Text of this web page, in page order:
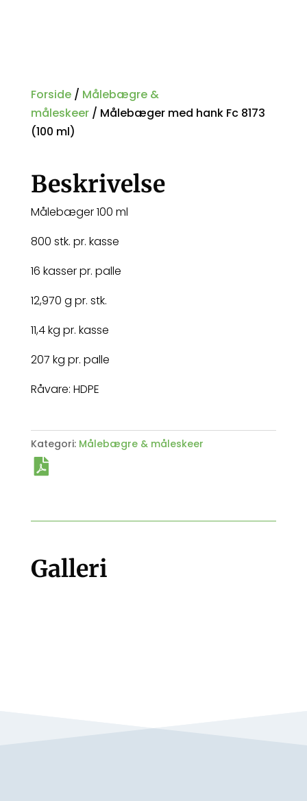
Forside/ Målebægre &
måleskeer/ Målebæger med hank Fc 8173
(100 ml)
Beskrivelse
Målebæger 100 ml
800 stk. pr. kasse
16 kasser pr. palle
12,970 g pr. stk.
11,4 kg pr. kasse
207 kg pr. palle
Råvare: HDPE
Kategori: Målebægre & måleskeer
Galleri